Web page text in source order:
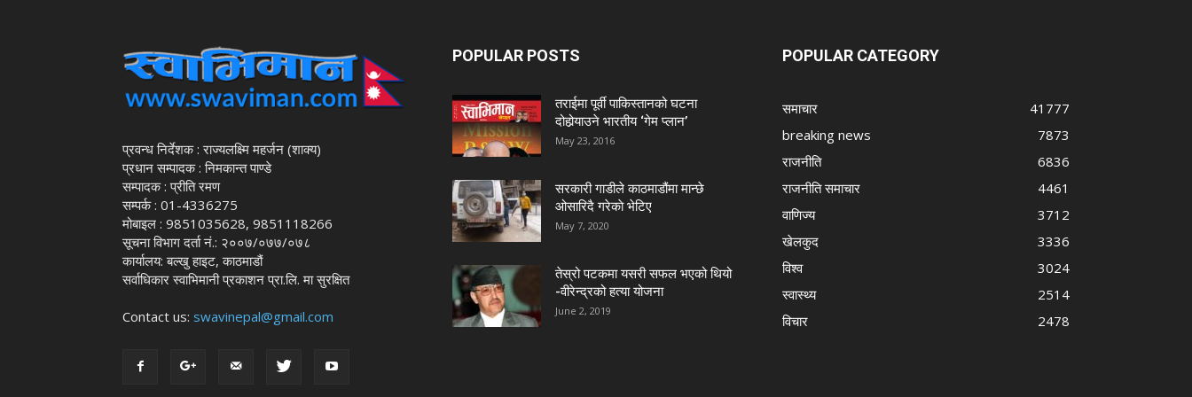
प्रवन्ध निर्देशक : राज्यलक्ष्मि महर्जन (शाक्य)
प्रधान सम्पादक : निमकान्त पाण्डे
सम्पादक : प्रीति रमण
सम्पर्क : 01-4336275
मोबाइल : 9851035628, 9851118266
सूचना विभाग दर्ता नं.: २००७/०७७/०७८
कार्यालय: बल्खु हाइट, काठमाडौं
सर्वाधिकार स्वाभिमानी प्रकाशन प्रा.लि. मा सुरक्षित
Contact us: swavinepal@gmail.com
POPULAR POSTS
तराईमा पूर्वी पाकिस्तानको घटना
दोहोर्‍याउने भारतीय ‘गेम प्लान’
May 23, 2016
सरकारी गाडीले काठमाडौंमा मान्छे
ओसारिदै गरेकाे भेटिए
May 7, 2020
तेस्रो पटकमा यसरी सफल भएको थियो
-वीरेन्द्रको हत्या योजना
June 2, 2019
POPULAR CATEGORY
समाचार
41777
breaking news
7873
राजनीति
6836
राजनीति समाचार
4461
वाणिज्य
3712
खेलकुद
3336
विश्व
3024
स्वास्थ्य
2514
विचार
2478